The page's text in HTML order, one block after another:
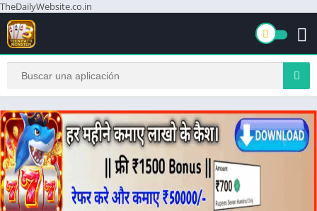
TheDailyWebsite.co.in